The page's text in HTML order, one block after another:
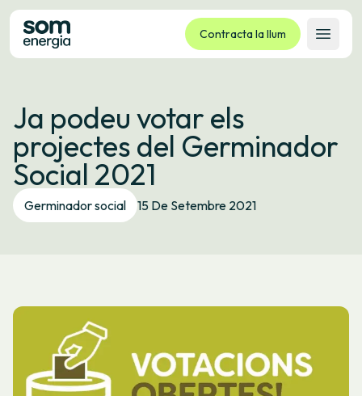
Contracta la llum
Obrir
Tarifes
Serveis
Empreses
La cooperativa
Contacte
Ja podeu votar els
projectes del Germinador
Social 2021
Germinador social 15 De Setembre 2021